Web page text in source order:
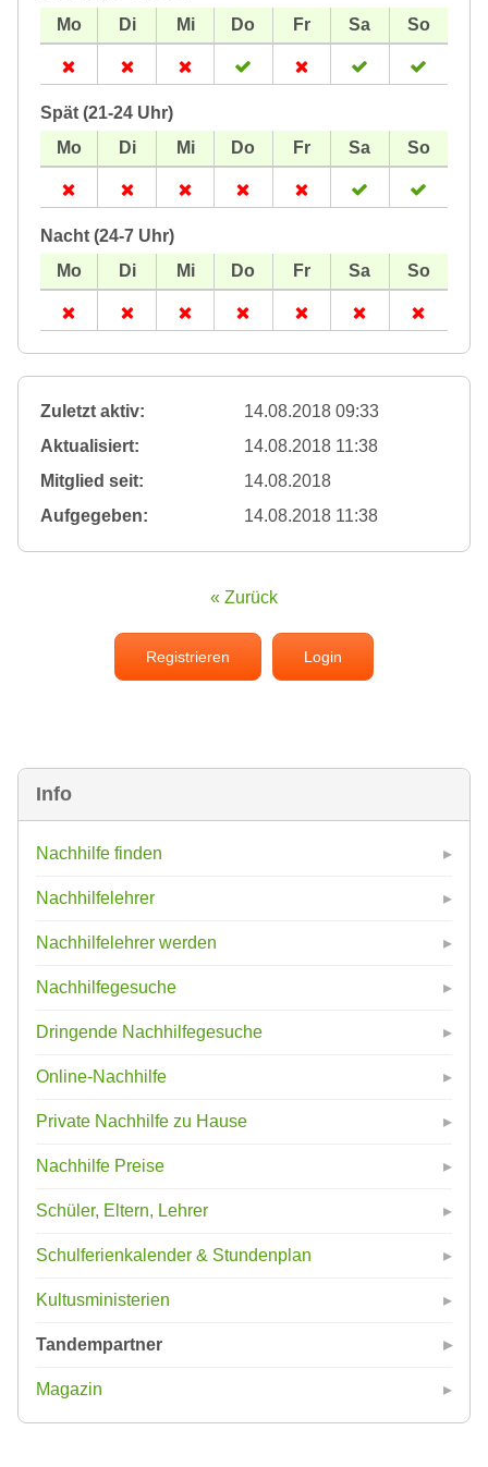
Info
Nachhilfe finden
Nachhilfelehrer
Nachhilfelehrer werden
Nachhilfegesuche
Dringende Nachhilfegesuche
Online-Nachhilfe
Private Nachhilfe zu Hause
Nachhilfe Preise
Schüler, Eltern, Lehrer
Schulferienkalender & Stundenplan
Kultusministerien
Tandempartner
Magazin
Spät (21-24 Uhr)
Nacht (24-7 Uhr)
Zuletzt aktiv:
14.08.2018 09:33
Aktualisiert:
14.08.2018 11:38
Mitglied seit:
14.08.2018
Aufgegeben:
14.08.2018 11:38
« Zurück
Registrieren Login